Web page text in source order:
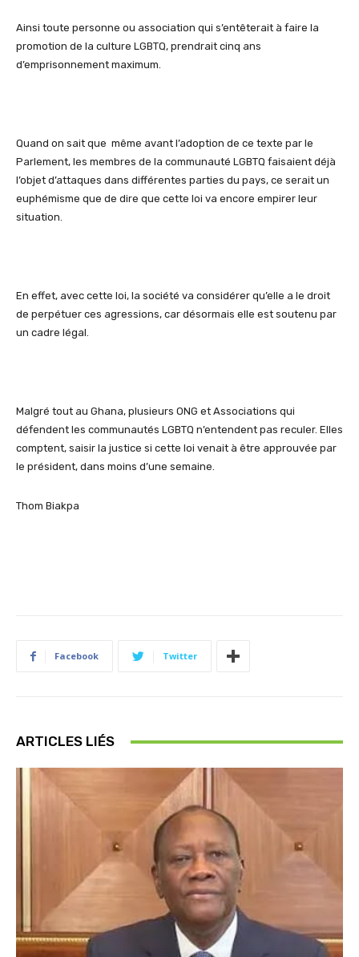
Ainsi toute personne ou association qui s’entêterait à faire la
promotion de la culture LGBTQ, prendrait cinq ans
d’emprisonnement maximum.
Quand on sait que même avant l’adoption de ce texte par le
Parlement, les membres de la communauté LGBTQ faisaient déjà
l’objet d’attaques dans différentes parties du pays, ce serait un
euphémisme que de dire que cette loi va encore empirer leur
situation.
En effet, avec cette loi, la société va considérer qu’elle a le droit
de perpétuer ces agressions, car désormais elle est soutenu par
un cadre légal.
Malgré tout au Ghana, plusieurs ONG et Associations qui
défendent les communautés LGBTQ n’entendent pas reculer. Elles
comptent, saisir la justice si cette loi venait à être approuvée par
le président, dans moins d’une semaine.
Thom Biakpa
Facebook Twitter
ARTICLES LIÉS